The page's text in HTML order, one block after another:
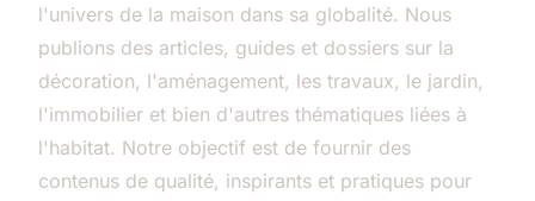
l'univers de la maison dans sa globalité. Nous
publions des articles, guides et dossiers sur la
décoration, l'aménagement, les travaux, le jardin,
l'immobilier et bien d'autres thématiques liées à
l'habitat. Notre objectif est de fournir des
contenus de qualité, inspirants et pratiques pour